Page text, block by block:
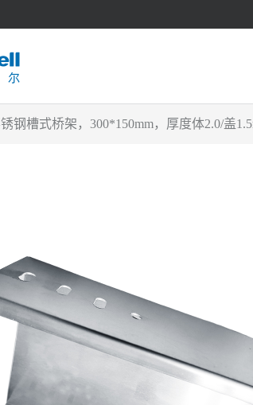
钢槽式桥架，300*150mm，厚度体2.0/盖